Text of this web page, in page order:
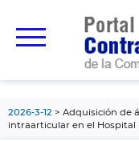
principal
2026-3-12
Adquisición de
intraarticular en el Hospital